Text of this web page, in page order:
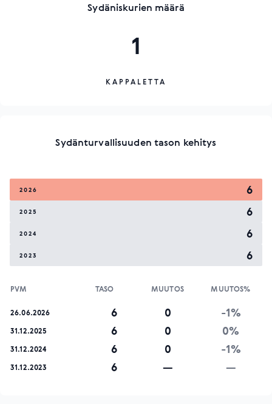
Sydäniskurien määrä
1
KAPPALETTA
Sydänturvallisuuden tason kehitys
2026 6
2025 6
2024 6
2023 6
PVM TASO MUUTOS MUUTOS%
26.06.2026 6 0 -1%
31.12.2025 6 0 0%
31.12.2024 6 0 -1%
31.12.2023 6 — —